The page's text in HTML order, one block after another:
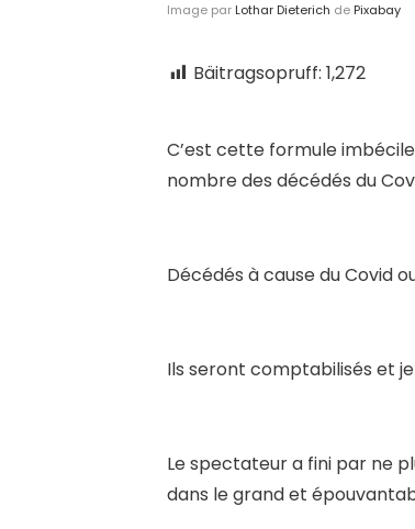
Image par Lothar Dieterich de Pixabay
Bäitragsopruff: 1,272
C’est cette formule imbécile
nombre des décédés du
Décédés à cause du Covid
Ils seront comptabilisés et
Le spectateur a fini par ne
dans le grand et